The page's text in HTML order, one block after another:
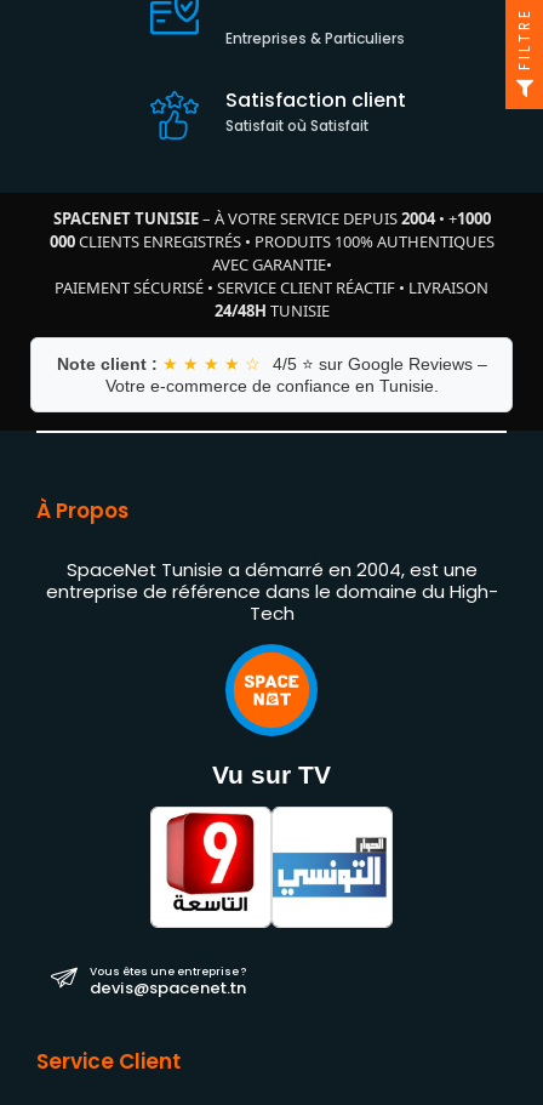
Entreprises & Particuliers
Satisfaction client
Satisfait où Satisfait
SPACENET TUNISIE– À VOTRE SERVICE DEPUIS2004• +1000
000CLIENTS ENREGISTRÉS• PRODUITS 100% AUTHENTIQUES
AVEC GARANTIE•
PAIEMENT SÉCURISÉ • SERVICE CLIENT RÉACTIF • LIVRAISON
24/48H TUNISIE
Note client : ★ ★ ★ ★ ☆
4/5 ⭐ sur Google Reviews –
Votre e-commerce de confiance en Tunisie.
À Propos
SpaceNet Tunisie a démarré en 2004, est une
entreprise de référence dans le domaine du High-
Tech
Vu sur TV
Vous êtes une entreprise ?
devis@spacenet.tn
Service Client
FILTRE